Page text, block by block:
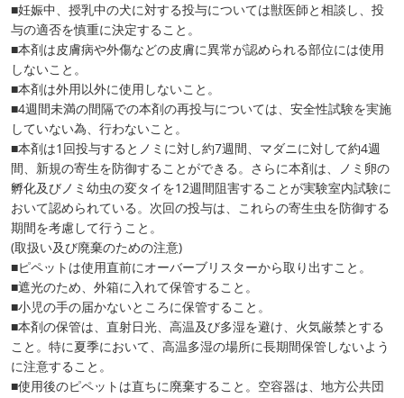
■妊娠中、授乳中の犬に対する投与については獣医師と相談し、投
与の適否を慎重に決定すること。
■本剤は皮膚病や外傷などの皮膚に異常が認められる部位には使用
しないこと。
■本剤は外用以外に使用しないこと。
■4週間未満の間隔での本剤の再投与については、安全性試験を実施
していない為、行わないこと。
■本剤は1回投与するとノミに対し約7週間、マダニに対して約4週
間、新規の寄生を防御することができる。さらに本剤は、ノミ卵の
孵化及びノミ幼虫の変タイを12週間阻害することが実験室内試験に
おいて認められている。次回の投与は、これらの寄生虫を防御する
期間を考慮して行うこと。
(取扱い及び廃棄のための注意)
■ピペットは使用直前にオーバーブリスターから取り出すこと。
■遮光のため、外箱に入れて保管すること。
■小児の手の届かないところに保管すること。
■本剤の保管は、直射日光、高温及び多湿を避け、火気厳禁とする
こと。特に夏季において、高温多湿の場所に長期間保管しないよう
に注意すること。
■使用後のピペットは直ちに廃棄すること。空容器は、地方公共団